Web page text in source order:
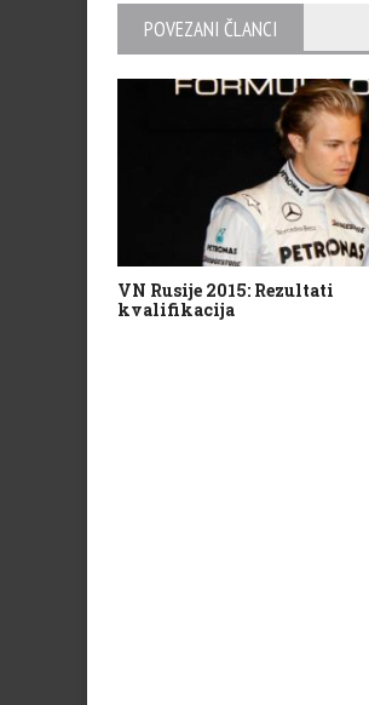
POVEZANI ČLANCI
VN Rusije 2015: Rezultati
kvalifikacija